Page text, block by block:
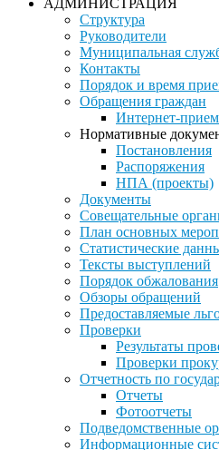
АДМИНИСТРАЦИЯ
Структура
Руководители
Муниципальная
Контакты
Порядок и время
Обращения граждан
Интернет-
Нормативные
Постановления
Распоряжения
НПА (проекты)
Документы
Совещательные
План основных
Статистические
Тексты выступлений
Порядок обжалования
Обзоры обращений
Предоставляемые
Проверки
Результаты
Проверки
Отчетность по
Отчеты
Фотоотчеты
Подведомственные
Информационные